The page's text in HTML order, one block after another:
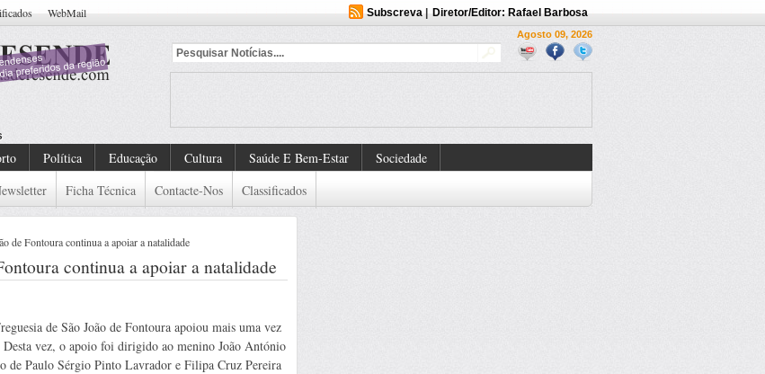
WebMail Subscreva| Diretor/Editor: Rafael Barbosa
Agosto 09, 2026
Política Educação Cultura Saúde E Bem-Estar
Sociedade
Ficha Técnica Contacte-Nos Classificados
de Fontoura continua a apoiar a natalidade
continua a apoiar a natalidade
de São João de Fontoura apoiou mais uma vez
Desta vez, o apoio foi dirigido ao menino João António
de Paulo Sérgio Pinto Lavrador e Filipa Cruz Pereira